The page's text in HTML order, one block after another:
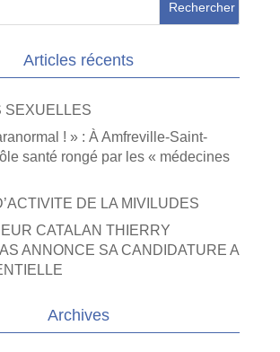
Articles récents
SEXUELLES
! » : À Amfreville-Saint-
santé rongé par les « médecines
DE LA MIVILUDES
CATALAN THIERRY
ANNONCE SA CANDIDATURE A
Archives